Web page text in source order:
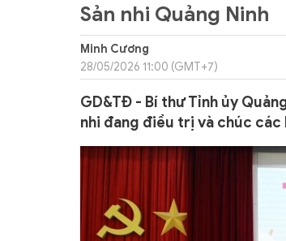
Sản nhi Quảng Ninh
Minh Cương
28/05/2026 11:00 (GMT+7)
GD&TĐ - Bí thư Tỉnh ủy
nhi đang điều trị và chúc các